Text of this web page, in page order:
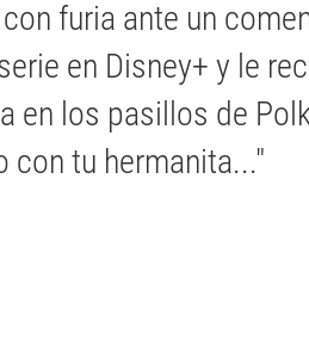
furia ante un
en Disney+ y le
en los pasillos de
con tu hermanita..."